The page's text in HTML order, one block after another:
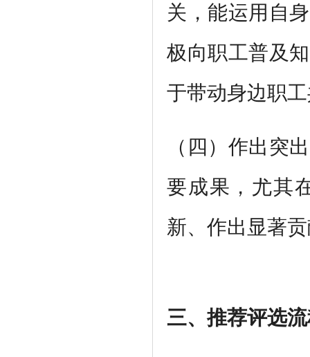
关，能运用自
极向职工普及
于带动身边职
（四）作出突
要成果，尤其
新、作出显著
三、推荐评选